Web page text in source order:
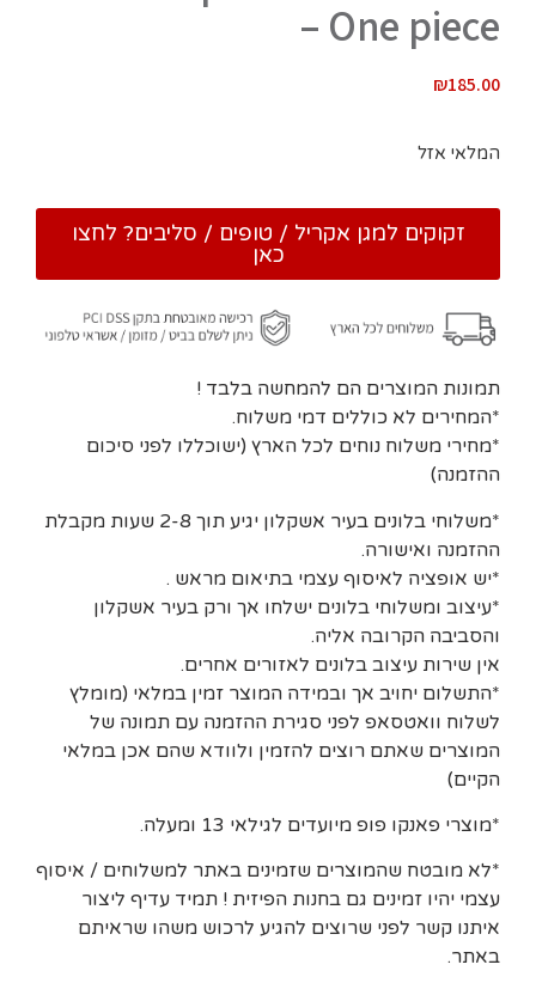
– One piece
₪185.00
המלאי אזל
זקוקים למגן אקריל / טופים / סליבים? לחצו
כאן
תמונות המוצרים הם להמחשה בלבד !
*המחירים לא כוללים דמי משלוח.
*מחירי משלוח נוחים לכל הארץ (ישוכללו לפני סיכום
ההזמנה)
*משלוחי בלונים בעיר אשקלון יגיע תוך 2-8 שעות מקבלת
ההזמנה ואישורה.
*יש אופציה לאיסוף עצמי בתיאום מראש .
*עיצוב ומשלוחי בלונים ישלחו אך ורק בעיר אשקלון
והסביבה הקרובה אליה.
אין שירות עיצוב בלונים לאזורים אחרים.
*התשלום יחויב אך ובמידה המוצר זמין במלאי (מומלץ
לשלוח וואטסאפ לפני סגירת ההזמנה עם תמונה של
המוצרים שאתם רוצים להזמין ולוודא שהם אכן במלאי
הקיים)
*מוצרי פאנקו פופ מיועדים לגילאי 13 ומעלה.
*לא מובטח שהמוצרים שזמינים באתר למשלוחים / איסוף
עצמי יהיו זמינים גם בחנות הפיזית ! תמיד עדיף ליצור
איתנו קשר לפני שרוצים להגיע לרכוש משהו שראיתם
באתר.